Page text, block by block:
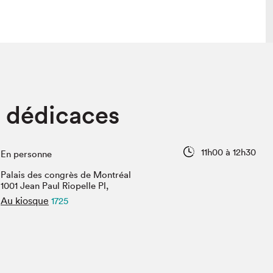
Vidéos et balados
En personne
11h00 à 12h30
Palais des congrès de Montréal
1001 Jean Paul Riopelle Pl,
Au kiosque 1725